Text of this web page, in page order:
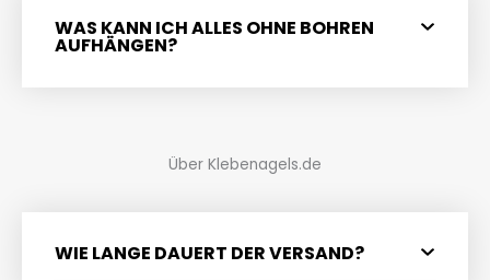
WAS KANN ICH ALLES OHNE BOHREN
AUFHÄNGEN?
Über Klebenagels.de
WIE LANGE DAUERT DER VERSAND?